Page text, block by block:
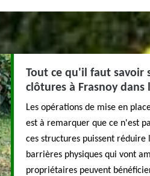
Tout ce qu'il faut savoir
clôtures à Frasnoy dans
Les opérations de mise en
est à remarquer que ce n'est
ces structures puissent
barrières physiques qui vont
propriétaires peuvent